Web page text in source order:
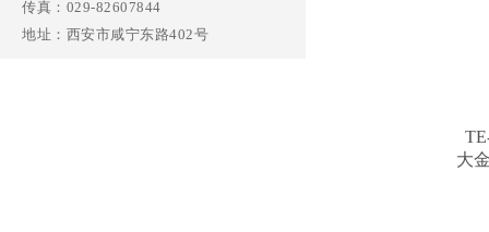
传真：029-82607844
地址：西安市咸宁东路402号
大